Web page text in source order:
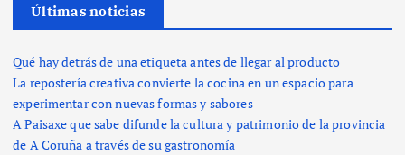
Últimas noticias
Qué hay detrás de una etiqueta antes de llegar al producto
La repostería creativa convierte la cocina en un espacio para
experimentar con nuevas formas y sabores
A Paisaxe que sabe difunde la cultura y patrimonio de la provincia
de A Coruña a través de su gastronomía